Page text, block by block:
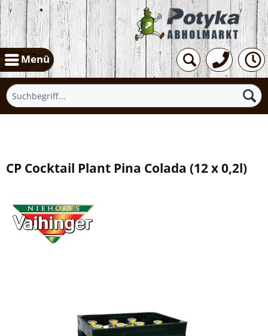
Menü
CP Cocktail Plant Pina Colada (12 x 0,2l)